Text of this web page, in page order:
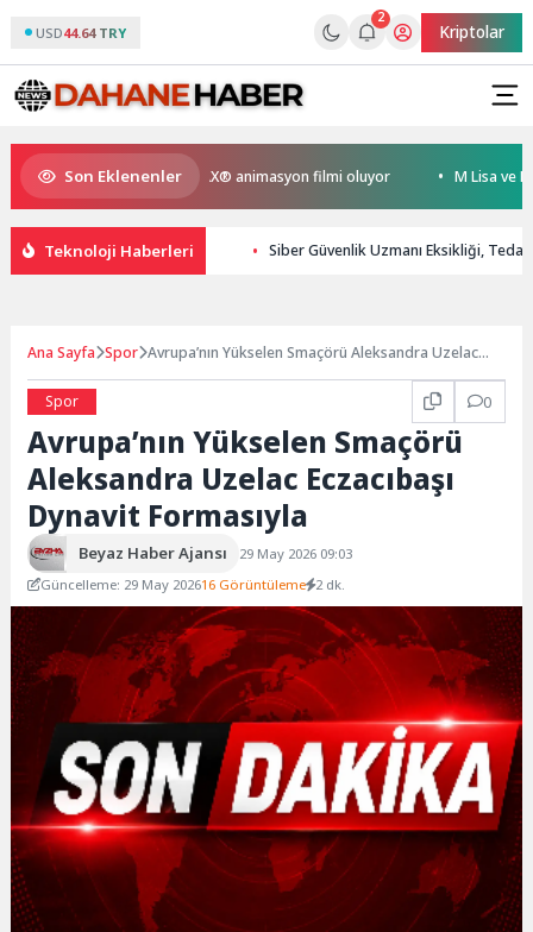
USD44.64 TRY
2
Kriptolar
Son Eklenenler
Kral Türkiye’nin ilk IMAX® animasyon filmi oluyor M Lisa ve
Teknoloji Haberleri Siber Güvenlik Uzmanı Eksikliği,
Ana Sayfa Spor Avrupa’nın Yükselen Smaçörü Aleksandra Uzelac
Spor
0
Avrupa’nın Yükselen Smaçörü
Aleksandra Uzelac Eczacıbaşı
Dynavit Formasıyla
Beyaz Haber Ajansı
29 May 2026 09:03
Güncelleme: 29 May 202616 Görüntüleme 2 dk.